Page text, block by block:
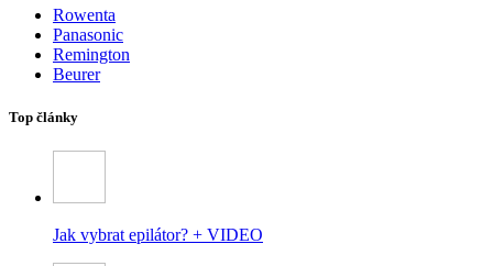
Rowenta
Panasonic
Remington
Beurer
Top články
Jak vybrat epilátor? + VIDEO